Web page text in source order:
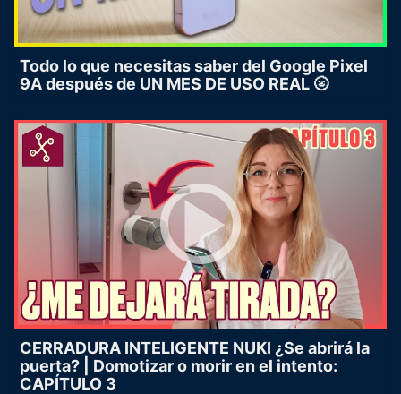
Todo lo que necesitas saber del Google Pixel
9A después de UN MES DE USO REAL 🌝
CERRADURA INTELIGENTE NUKI ¿Se abrirá la
puerta? | Domotizar o morir en el intento:
CAPÍTULO 3